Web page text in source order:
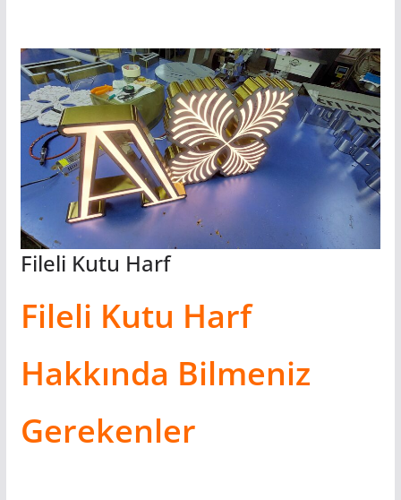
Fileli Kutu Harf
Fileli Kutu Harf
Hakkında Bilmeniz
Gerekenler